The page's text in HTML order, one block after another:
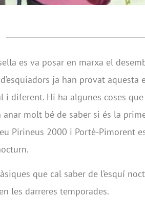
es va posar en marxa el
ja han provat aquesta
i diferent. Hi ha algunes coses que
molt bé de saber si és la
Pirineus 2000 i Portè-Pimorent
que cal saber de l’esquí
les darreres temporades.